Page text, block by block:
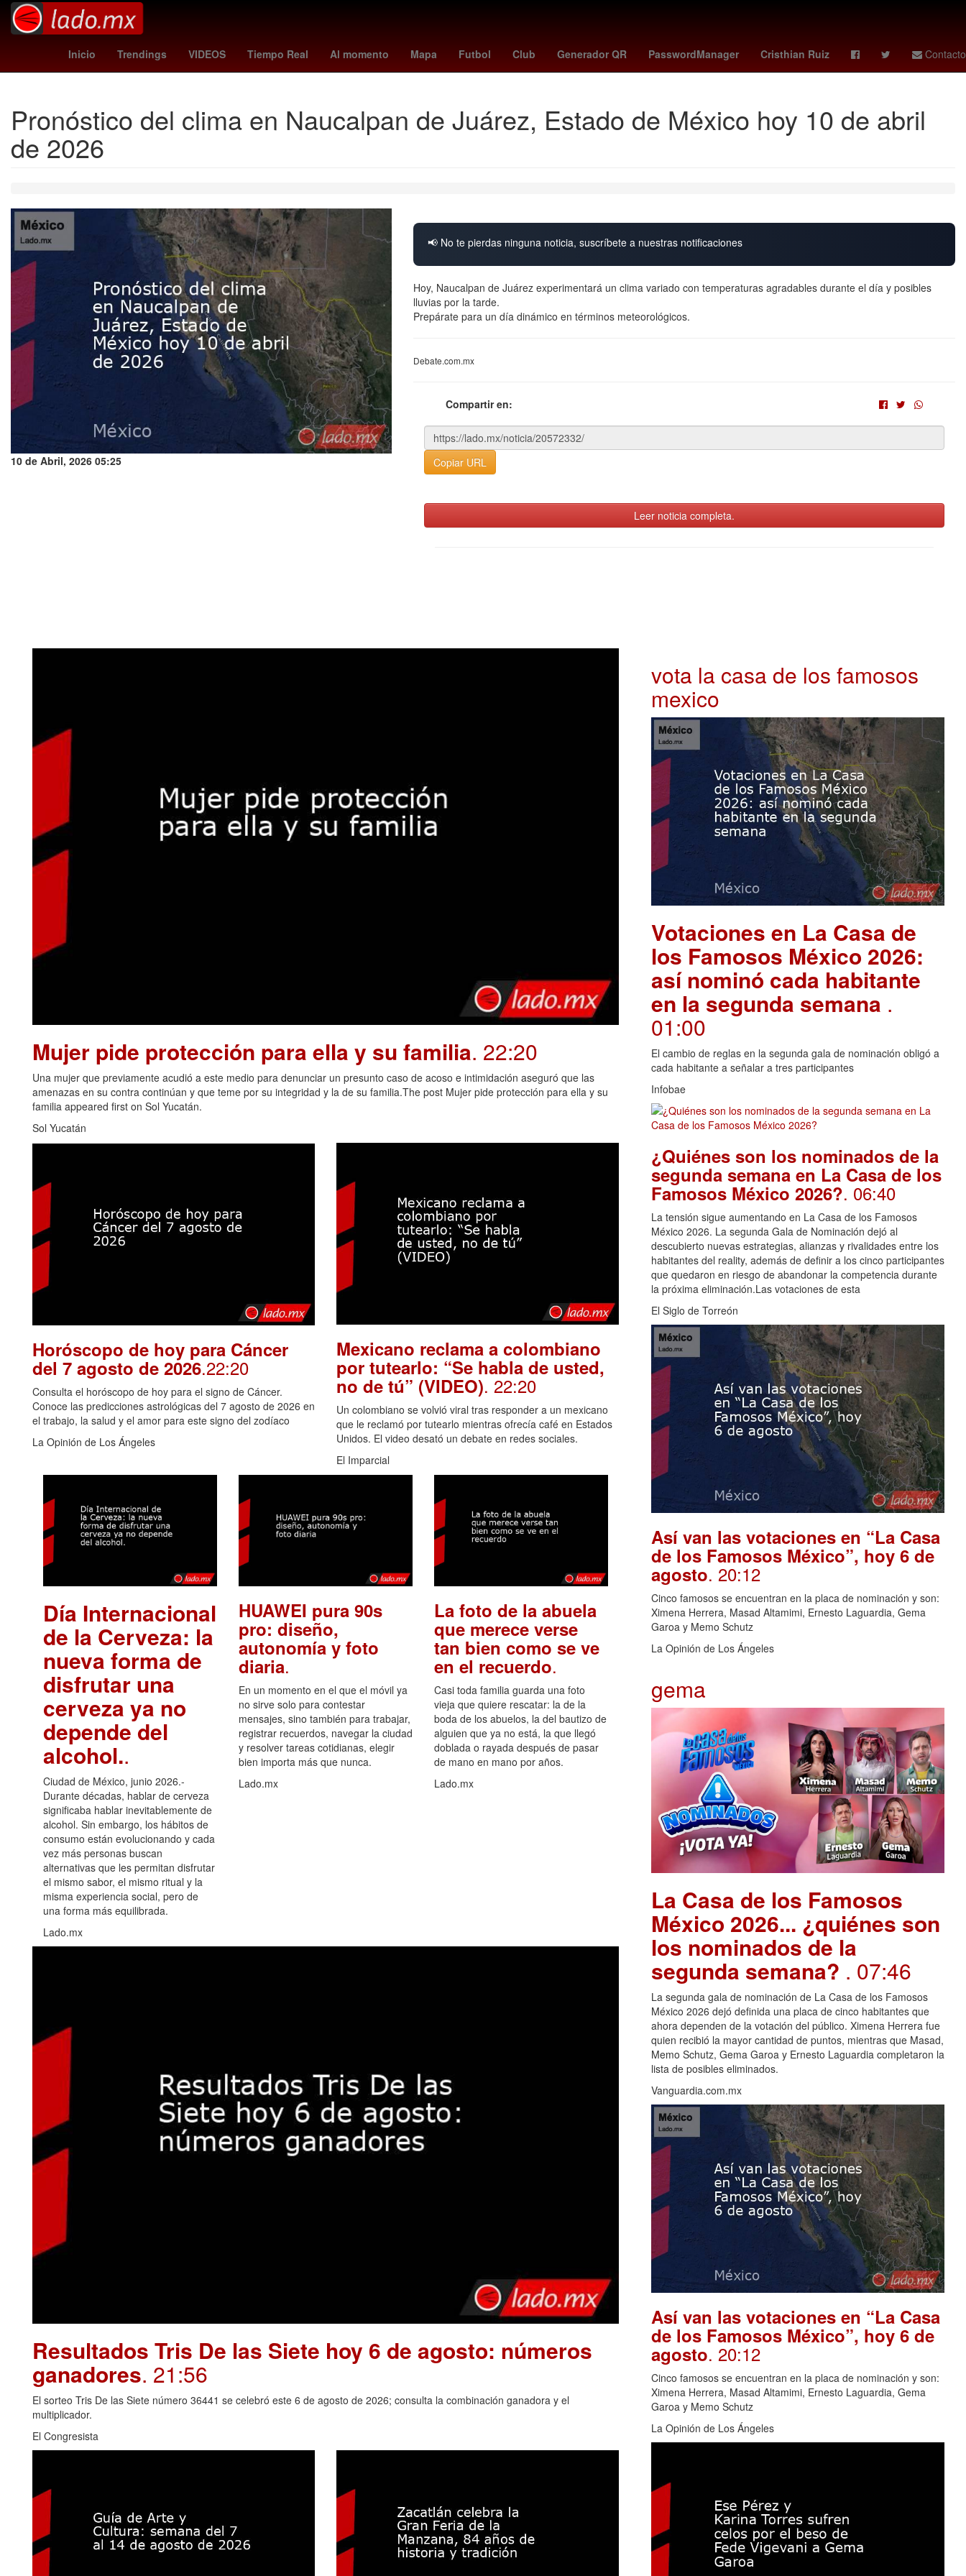
Inicio Trendings VIDEOS Tiempo Real Al momento Mapa Futbol Club Generador QR PasswordManager Cristhian Ruiz Contacto
Monterrey Metal Fest millonarios - cúcuta rangers - reds munetaka murakami celtics - raptors UEFA Europa League osasuna misa domingo de pascua Lewis Hamilton raptors - celtics
Pronóstico del clima en Naucalpan de Juárez, Estado de México hoy 10 de abril
de 2026
10 de Abril, 2026 05:25
📢 No te pierdas ninguna noticia, suscríbete a nuestras notificaciones
Hoy, Naucalpan de Juárez experimentará un clima variado con temperaturas agradables durante el día y posibles
lluvias por la tarde.
Prepárate para un día dinámico en términos meteorológicos.
Debate.com.mx
Compartir en:
Copiar URL
Leer noticia completa.
Mujer pide protección para ella y su familia. 22:20
Una mujer que previamente acudió a este medio para denunciar un presunto caso de acoso e intimidación aseguró que las
amenazas en su contra continúan y que teme por su integridad y la de su familia.The post Mujer pide protección para ella y su
familia appeared first on Sol Yucatán.
Sol Yucatán
Horóscopo de hoy para Cáncer
del 7 agosto de 2026.22:20
Consulta el horóscopo de hoy para el signo de Cáncer.
Conoce las predicciones astrológicas del 7 agosto de 2026 en
el trabajo, la salud y el amor para este signo del zodíaco
La Opinión de Los Ángeles
Mexicano reclama a colombiano
por tutearlo: “Se habla de usted,
no de tú” (VIDEO). 22:20
Un colombiano se volvió viral tras responder a un mexicano
que le reclamó por tutearlo mientras ofrecía café en Estados
Unidos. El video desató un debate en redes sociales.
El Imparcial
Día Internacional
de la Cerveza: la
nueva forma de
disfrutar una
cerveza ya no
depende del
alcohol..
Ciudad de México, junio 2026.-
Durante décadas, hablar de cerveza
significaba hablar inevitablemente de
alcohol. Sin embargo, los hábitos de
consumo están evolucionando y cada
vez más personas buscan
alternativas que les permitan disfrutar
el mismo sabor, el mismo ritual y la
misma experiencia social, pero de
una forma más equilibrada.
Lado.mx
HUAWEI pura 90s
pro: diseño,
autonomía y foto
diaria.
En un momento en el que el móvil ya
no sirve solo para contestar
mensajes, sino también para trabajar,
registrar recuerdos, navegar la ciudad
y resolver tareas cotidianas, elegir
bien importa más que nunca.
Lado.mx
La foto de la abuela
que merece verse
tan bien como se ve
en el recuerdo.
Casi toda familia guarda una foto
vieja que quiere rescatar: la de la
boda de los abuelos, la del bautizo de
alguien que ya no está, la que llegó
doblada o rayada después de pasar
de mano en mano por años.
Lado.mx
Resultados Tris De las Siete hoy 6 de agosto: números
ganadores. 21:56
El sorteo Tris De las Siete número 36441 se celebró este 6 de agosto de 2026; consulta la combinación ganadora y el
multiplicador.
El Congresista
vota la casa de los famosos
mexico
Votaciones en La Casa de
los Famosos México 2026:
así nominó cada habitante
en la segunda semana .
01:00
El cambio de reglas en la segunda gala de nominación obligó a
cada habitante a señalar a tres participantes
Infobae
¿Quiénes son los nominados de la
segunda semana en La Casa de los
Famosos México 2026?. 06:40
La tensión sigue aumentando en La Casa de los Famosos
México 2026. La segunda Gala de Nominación dejó al
descubierto nuevas estrategias, alianzas y rivalidades entre los
habitantes del reality, además de definir a los cinco participantes
que quedaron en riesgo de abandonar la competencia durante
la próxima eliminación.Las votaciones de esta
El Siglo de Torreón
Así van las votaciones en “La Casa
de los Famosos México”, hoy 6 de
agosto. 20:12
Cinco famosos se encuentran en la placa de nominación y son:
Ximena Herrera, Masad Altamimi, Ernesto Laguardia, Gema
Garoa y Memo Schutz
La Opinión de Los Ángeles
gema
La Casa de los Famosos
México 2026... ¿quiénes son
los nominados de la
segunda semana? . 07:46
La segunda gala de nominación de La Casa de los Famosos
México 2026 dejó definida una placa de cinco habitantes que
ahora dependen de la votación del público. Ximena Herrera fue
quien recibió la mayor cantidad de puntos, mientras que Masad,
Memo Schutz, Gema Garoa y Ernesto Laguardia completaron la
lista de posibles eliminados.
Vanguardia.com.mx
Así van las votaciones en “La Casa
de los Famosos México”, hoy 6 de
agosto. 20:12
Cinco famosos se encuentran en la placa de nominación y son:
Ximena Herrera, Masad Altamimi, Ernesto Laguardia, Gema
Garoa y Memo Schutz
La Opinión de Los Ángeles